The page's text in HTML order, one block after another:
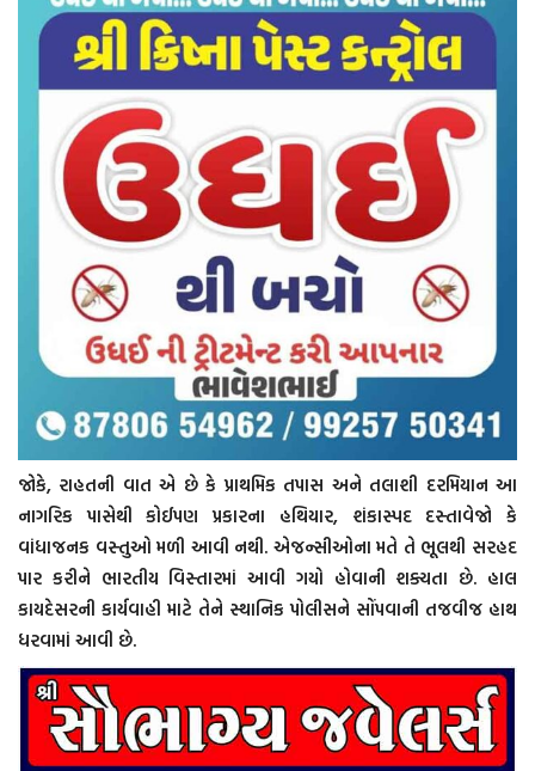
જોકે, રાહતની વાત એ છે કે પ્રાથમિક તપાસ અને તલાશી દરમિયાન આ
નાગરિક પાસેથી કોઈપણ પ્રકારના હથિયાર, શંકાસ્પદ દસ્તાવેજો કે
વાંધાજનક વસ્તુઓ મળી આવી નથી. એજન્સીઓના મતે તે ભૂલથી સરહદ
પાર કરીને ભારતીય વિસ્તારમાં આવી ગયો હોવાની શક્યતા છે. હાલ
કાયદેસરની કાર્યવાહી માટે તેને સ્થાનિક પોલીસને સોંપવાની તજવીજ હાથ
ધરવામાં આવી છે.